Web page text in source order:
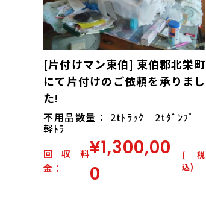
[片付けマン東伯] 東伯郡北栄町
にて片付けのご依頼を承りまし
た!
不用品数量： 2tﾄﾗｯｸ 2tﾀﾞﾝﾌﾟ
軽ﾄﾗ
回収料
金：
¥1,300,00
0
(税
込)